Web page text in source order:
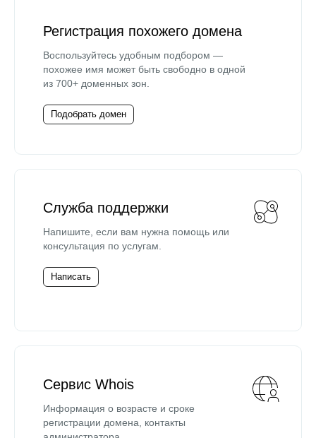
Регистрация похожего домена
Воспользуйтесь удобным подбором —
похожее имя может быть свободно в одной
из 700+ доменных зон.
Подобрать домен
Служба поддержки
Напишите, если вам нужна помощь или
консультация по услугам.
Написать
Сервис Whois
Информация о возрасте и сроке
регистрации домена, контакты